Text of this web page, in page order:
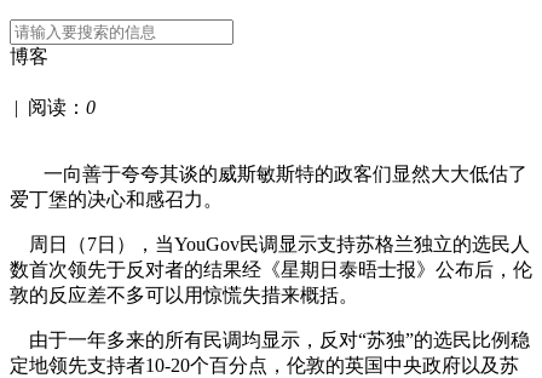
博客
| 阅读： 0
一向善于夸夸其谈的威斯敏斯特的政客们显然大大低估了
爱丁堡的决心和感召力。
周日（7日），当YouGov民调显示支持苏格兰独立的选民人
数首次领先于反对者的结果经《星期日泰晤士报》公布后，伦
敦的反应差不多可以用惊慌失措来概括。
由于一年多来的所有民调均显示，反对“苏独”的选民比例稳
定地领先支持者10-20个百分点，伦敦的英国中央政府以及苏